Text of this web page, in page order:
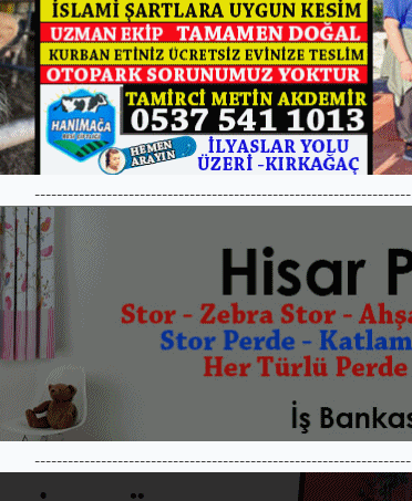
--------------------------------------------------------------------
--------------------------------------------------------------------